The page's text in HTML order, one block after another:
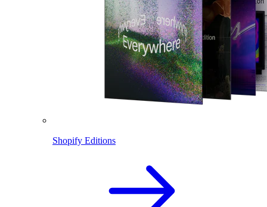
Shopify Editions